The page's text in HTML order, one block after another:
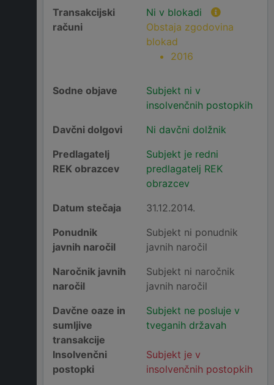
Transakcijski
računi
Ni v blokadi
Obstaja zgodovina
blokad
2016
Sodne objave
Subjekt ni v
insolvenčnih postopkih
Davčni dolgovi
Ni davčni dolžnik
Predlagatelj
REK obrazcev
Subjekt je redni
predlagatelj REK
obrazcev
Datum stečaja
31.12.2014.
Ponudnik
javnih naročil
Subjekt ni ponudnik
javnih naročil
Naročnik javnih
naročil
Subjekt ni naročnik
javnih naročil
Davčne oaze in
sumljive
transakcije
Subjekt ne posluje v
tveganih državah
Insolvenčni
postopki
Subjekt je v
insolvenčnih postopkih